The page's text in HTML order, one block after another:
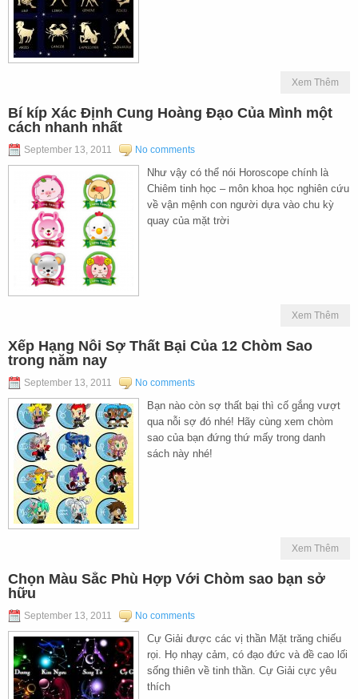
Xem Thêm
Bí kíp Xác Định Cung Hoàng Đạo Của Mình một
cách nhanh nhất
September 13, 2011 No comments
Như vậy có thể nói Horoscope chính là
Chiêm tinh học – môn khoa học nghiên cứu
về vận mệnh con người dựa vào chu kỳ
quay của mặt trời
Xem Thêm
Xếp Hạng Nỗi Sợ Thất Bại Của 12 Chòm Sao
trong năm nay
September 13, 2011 No comments
Bạn nào còn sợ thất bại thì cố gắng vượt
qua nỗi sợ đó nhé! Hãy cùng xem chòm
sao của bạn đứng thứ mấy trong danh
sách này nhé!
Xem Thêm
Chọn Màu Sắc Phù Hợp Với Chòm sao bạn sở
hữu
September 13, 2011 No comments
Cự Giải được các vị thần Mặt trăng chiếu
rọi. Họ nhạy cảm, có đạo đức và đề cao lối
sống thiên về tinh thần. Cự Giải cực yêu
thích